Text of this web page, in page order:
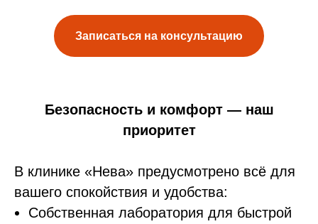
Записаться на консультацию
Безопасность и комфорт — наш
приоритет
В клинике «Нева» предусмотрено всё для
вашего спокойствия и удобства:
Собственная лаборатория для быстрой